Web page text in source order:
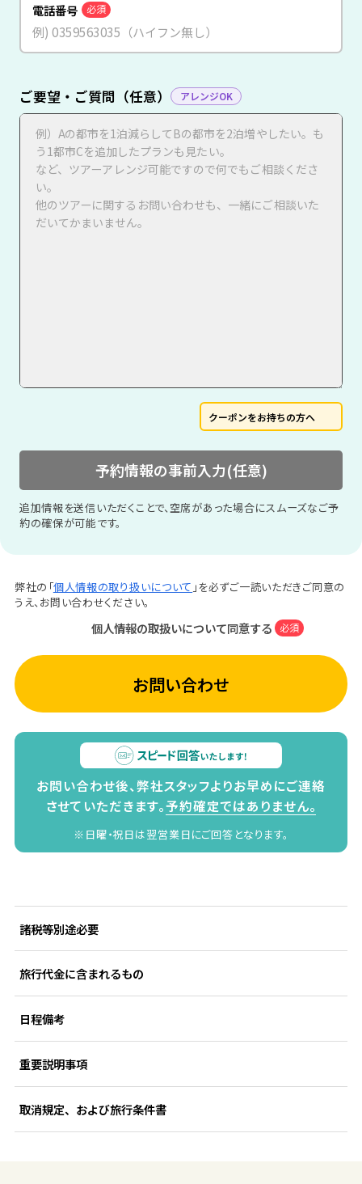
電話番号 必須
ご要望・ご質問（任意） アレンジOK
クーポンをお持ちの方へ
予約情報の事前入力(任意)
追加情報を送信いただくことで、空席があった場合にスムーズなご予
約の確保が可能です。
弊社の「個人情報の取り扱いについて 」を必ずご一読いただきご同意の
うえ、お問い合わせください。
個人情報の取扱いについて同意する 必須
お問い合わせ
お問い合わせ後、弊社スタッフよりお早めにご連絡
させていただきます。予約確定ではありません。
※日曜・祝日は翌営業日にご回答となります。
諸税等別途必要
旅行代金に含まれるもの
日程備考
重要説明事項
取消規定、および旅行条件書